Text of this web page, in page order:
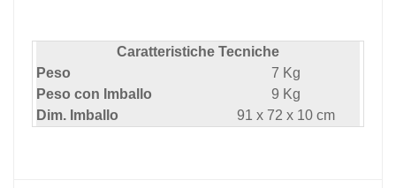
Caratteristiche Tecniche
Peso
7 Kg
Peso con Imballo
9 Kg
Dim. Imballo
91 x 72 x 10 cm